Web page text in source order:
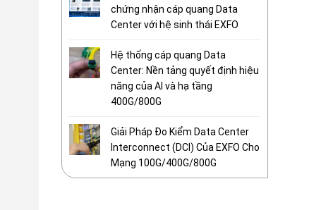
chứng nhận cáp quang Data
Center với hệ sinh thái EXFO
Hệ thống cáp quang Data
Center: Nền tảng quyết định hiệu
năng của AI và hạ tầng
400G/800G
Giải Pháp Đo Kiểm Data Center
Interconnect (DCI) Của EXFO Cho
Mạng 100G/400G/800G